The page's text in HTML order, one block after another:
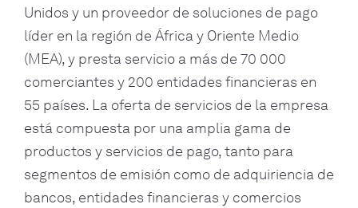
Unidos y un proveedor de soluciones de pago
líder en la región de África y Oriente Medio
(MEA), y presta servicio a más de 70 000
comerciantes y 200 entidades financieras en
55 países. La oferta de servicios de la empresa
está compuesta por una amplia gama de
productos y servicios de pago, tanto para
segmentos de emisión como de adquiriencia de
bancos, entidades financieras y comercios